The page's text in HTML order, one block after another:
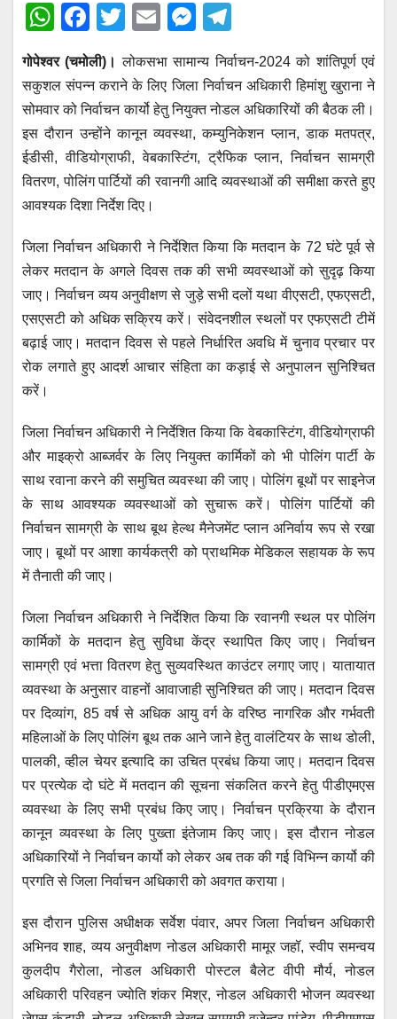
W
at
s
A
p
p
F
a
c
e
b
o
o
k
T
wi
tt
er
E
ail
M
ss
e
n
g
er
el
e
gr
a
m
गोपेश्वर (चमोली)। लोकसभा सामान्य निर्वाचन-2024 को शांतिपूर्ण एवं
सकुशल संपन्न कराने के लिए जिला निर्वाचन अधिकारी हिमांशु खुराना ने
सोमवार को निर्वाचन कार्यो हेतु नियुक्त नोडल अधिकारियों की बैठक ली।
इस दौरान उन्होंने कानून व्यवस्था, कम्युनिकेशन प्लान, डाक मतपत्र,
ईडीसी, वीडियोग्राफी, वेबकास्टिंग, ट्रैफिक प्लान, निर्वाचन सामग्री
वितरण, पोलिंग पार्टियों की रवानगी आदि व्यवस्थाओं की समीक्षा करते हुए
आवश्यक दिशा निर्देश दिए।
जिला निर्वाचन अधिकारी ने निर्देशित किया कि मतदान के 72 घंटे पूर्व से
लेकर मतदान के अगले दिवस तक की सभी व्यवस्थाओं को सुदृढ़ किया
जाए। निर्वाचन व्यय अनुवीक्षण से जुड़े सभी दलों यथा वीएसटी, एफएसटी,
एसएसटी को अधिक सक्रिय करें। संवेदनशील स्थलों पर एफएसटी टीमें
बढ़ाई जाए। मतदान दिवस से पहले निर्धारित अवधि में चुनाव प्रचार पर
रोक लगाते हुए आदर्श आचार संहिता का कड़ाई से अनुपालन सुनिश्चित
करें।
जिला निर्वाचन अधिकारी ने निर्देशित किया कि वेबकास्टिंग, वीडियोग्राफी
और माइक्रो आब्जर्वर के लिए नियुक्त कार्मिकों को भी पोलिंग पार्टी के
साथ रवाना करने की समुचित व्यवस्था की जाए। पोलिंग बूथों पर साइनेज
के साथ आवश्यक व्यवस्थाओं को सुचारू करें। पोलिंग पार्टियों की
निर्वाचन सामग्री के साथ बूथ हेल्थ मैनेजमेंट प्लान अनिर्वाय रूप से रखा
जाए। बूथों पर आशा कार्यकत्री को प्राथमिक मेडिकल सहायक के रूप
में तैनाती की जाए।
जिला निर्वाचन अधिकारी ने निर्देशित किया कि रवानगी स्थल पर पोलिंग
कार्मिकों के मतदान हेतु सुविधा केंद्र स्थापित किए जाए। निर्वाचन
सामग्री एवं भत्ता वितरण हेतु सुव्यवस्थित काउंटर लगाए जाए। यातायात
व्यवस्था के अनुसार वाहनों आवाजाही सुनिश्चित की जाए। मतदान दिवस
पर दिव्यांग, 85 वर्ष से अधिक आयु वर्ग के वरिष्ठ नागरिक और गर्भवती
महिलाओं के लिए पोलिंग बूथ तक आने जाने हेतु वालंटियर के साथ डोली,
पालकी, व्हील चेयर इत्यादि का उचित प्रबंध किया जाए। मतदान दिवस
पर प्रत्येक दो घंटे में मतदान की सूचना संकलित करने हेतु पीडीएमएस
व्यवस्था के लिए सभी प्रबंध किए जाए। निर्वाचन प्रक्रिया के दौरान
कानून व्यवस्था के लिए पुख्ता इंतेजाम किए जाए। इस दौरान नोडल
अधिकारियों ने निर्वाचन कार्यो को लेकर अब तक की गई विभिन्न कार्यो की
प्रगति से जिला निर्वाचन अधिकारी को अवगत कराया।
इस दौरान पुलिस अधीक्षक सर्वेश पंवार, अपर जिला निर्वाचन अधिकारी
अभिनव शाह, व्यय अनुवीक्षण नोडल अधिकारी मामूर जहॉ, स्वीप समन्वय
कुलदीप गैरोला, नोडल अधिकारी पोस्टल बैलेट वीपी मौर्य, नोडल
अधिकारी परिवहन ज्योति शंकर मिश्र, नोडल अधिकारी भोजन व्यवस्था